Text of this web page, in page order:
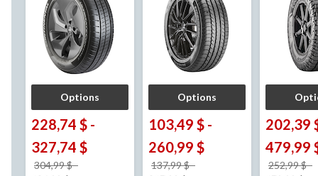
multisegments
Options
228,74 $ -
327,74 $
304,99 $-
Options
103,49 $ -
260,99 $
137,99 $-
202,39
479,99
252,99 $-